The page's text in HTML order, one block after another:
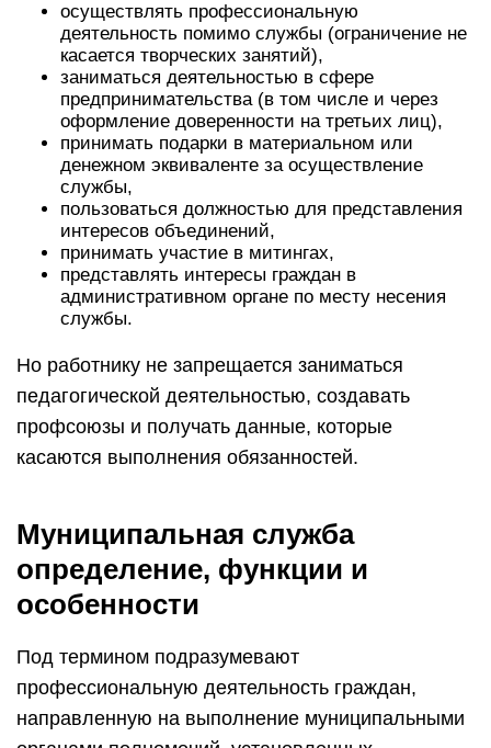
осуществлять профессиональную
деятельность помимо службы (ограничение не
касается творческих занятий),
заниматься деятельностью в сфере
предпринимательства (в том числе и через
оформление доверенности на третьих лиц),
принимать подарки в материальном или
денежном эквиваленте за осуществление
службы,
пользоваться должностью для представления
интересов объединений,
принимать участие в митингах,
представлять интересы граждан в
административном органе по месту несения
службы.
Но работнику не запрещается заниматься
педагогической деятельностью, создавать
профсоюзы и получать данные, которые
касаются выполнения обязанностей.
Муниципальная служба
определение, функции и
особенности
Под термином подразумевают
профессиональную деятельность граждан,
направленную на выполнение муниципальными